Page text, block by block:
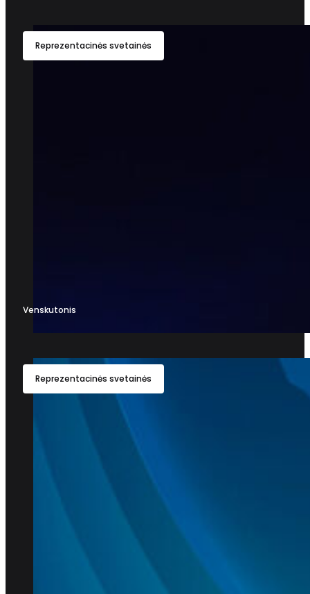
Reprezentacinės svetainės
Venskutonis
Reprezentacinės svetainės